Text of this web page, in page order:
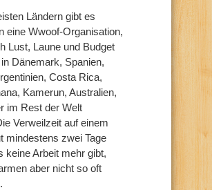
Ländern gibt es
eine Wwoof-Organisation,
Lust, Laune und Budget
Dänemark, Spanien,
Costa Rica,
Kamerun, Australien,
im Rest der Welt
Verweilzeit auf einem
mindestens zwei Tage
keine Arbeit mehr gibt,
aber nicht so oft